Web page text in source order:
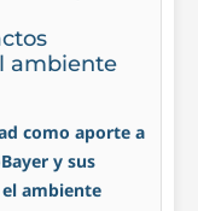
ambiente
como aporte a
y sus
ambiente